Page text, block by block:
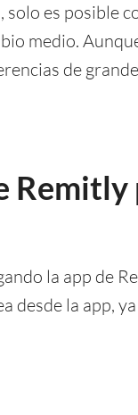
es posible
medio.
de
Remitly
la app de
desde la app,